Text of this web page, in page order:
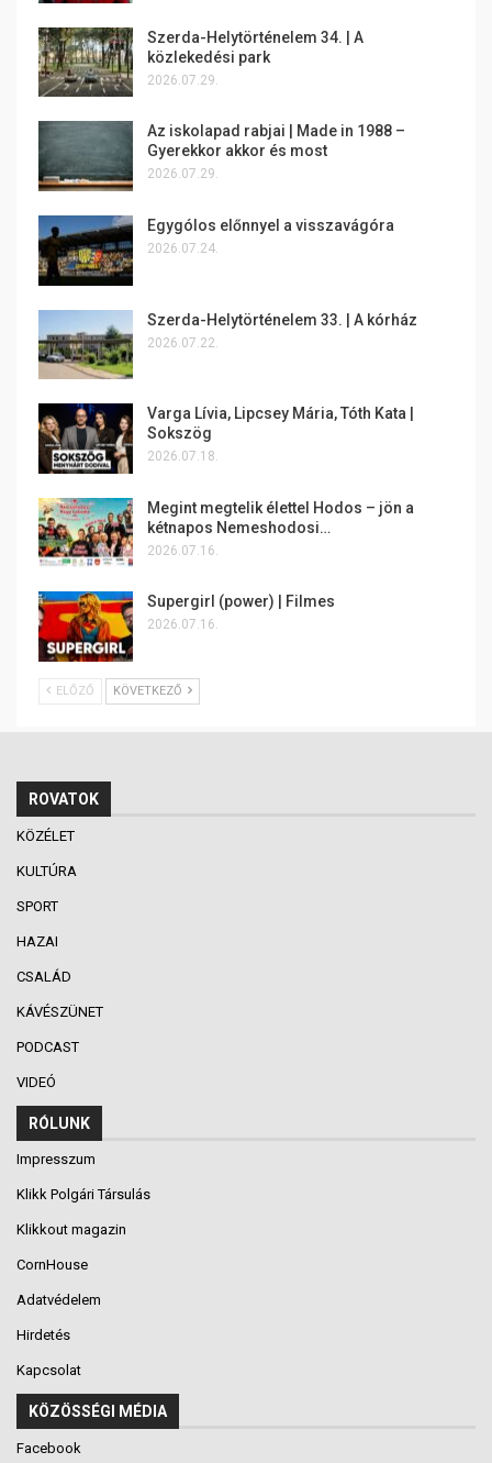
Szerda-Helytörténelem 34. | A
közlekedési park
2026.07.29.
Az iskolapad rabjai | Made in 1988 –
Gyerekkor akkor és most
2026.07.29.
Egygólos előnnyel a visszavágóra
2026.07.24.
Szerda-Helytörténelem 33. | A kórház
2026.07.22.
Varga Lívia, Lipcsey Mária, Tóth Kata |
Sokszög
2026.07.18.
Megint megtelik élettel Hodos – jön a
kétnapos Nemeshodosi…
2026.07.16.
Supergirl (power) | Filmes
2026.07.16.
ELŐZŐ KÖVETKEZŐ
ROVATOK
KÖZÉLET
KULTÚRA
SPORT
HAZAI
CSALÁD
KÁVÉSZÜNET
PODCAST
VIDEÓ
RÓLUNK
Impresszum
Klikk Polgári Társulás
Klikkout magazin
CornHouse
Adatvédelem
Hirdetés
Kapcsolat
KÖZÖSSÉGI MÉDIA
Facebook